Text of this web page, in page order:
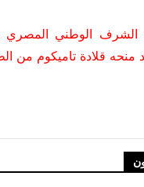
الشرف الوطني المصري
عطية